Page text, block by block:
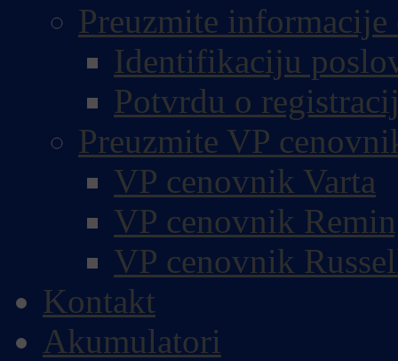
Preuzmite
Identifikaciju
Potvrdu o
Preuzmite VP
VP cenovnik Varta
VP cenovnik
VP cenovnik
Kontakt
Akumulatori